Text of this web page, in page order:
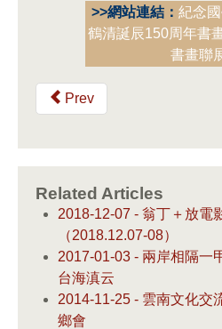
>>網站連結： 紀念
鶴清誕辰150周年書
書畫聯
Prev
Related Articles
2018-12-07 - 翁丁＋放電
（2018.12.07-08）
2017-01-03 - 兩岸相隔一
台海滇云
2014-11-25 - 雲南文化交
鄉會